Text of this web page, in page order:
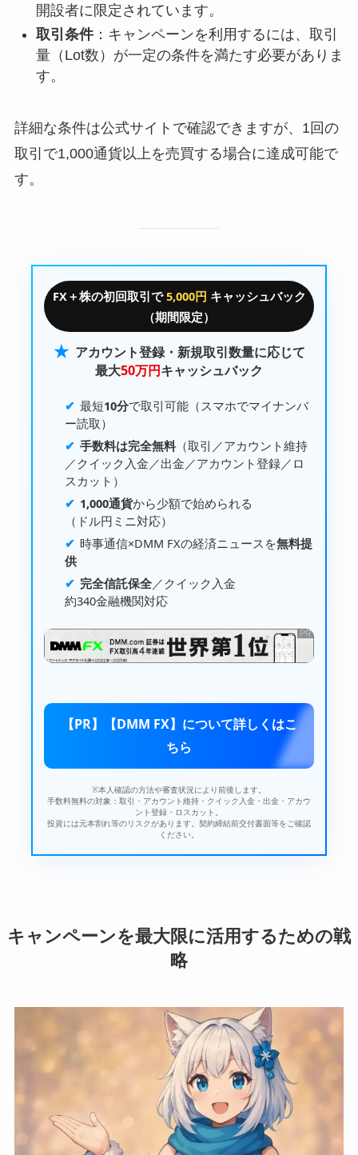
開設者に限定されています。
取引条件：キャンペーンを利用するには、取引
量（Lot数）が一定の条件を満たす必要がありま
す。
詳細な条件は公式サイトで確認できますが、1回の
取引で1,000通貨以上を売買する場合に達成可能で
す。
FX＋株の初回取引で5,000円 キャッシュバック
（期間限定）
★ アカウント登録・新規取引数量に応じて
最大50万円キャッシュバック
最短10分で取引可能（スマホでマイナンバ
ー読取）
手数料は完全無料 （取引／アカウント維持
／ クイック入金 ／出金／アカウント登録／ロ
スカット）
1,000通貨から少額で始められる
（ ドル円ミニ対応）
時事通信×DMM FXの経済ニュースを無料提
供
完全信託保全／ クイック入金
約340金融機関対応
【PR】【DMM FX】について詳しくはこ
ちら
※本人確認の方法や審査状況により前後します。
手数料無料の対象：取引・アカウント維持・クイック入金・出金・アカウ
ント登録・ロスカット。
投資には元本割れ等のリスクがあります。契約締結前交付書面等をご確認
ください。
キャンペーンを最大限に活用するための戦
略